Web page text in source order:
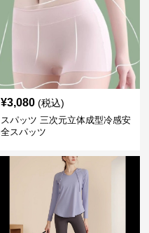
¥3,080 (税込)
スパッツ 三次元立体成型冷感安
全スパッツ